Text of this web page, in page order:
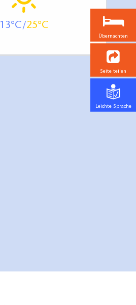
13 25
Übernachten
Seite teilen
Leichte Sprache